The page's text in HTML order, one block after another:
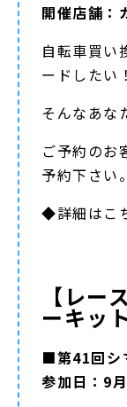
開催店舗：
自転車買い
ードしたい！
そんなあな
ご予約のお
予約下さい。
◆詳細はこ
【レー
ーキッ
■第41回シ
参加日：9